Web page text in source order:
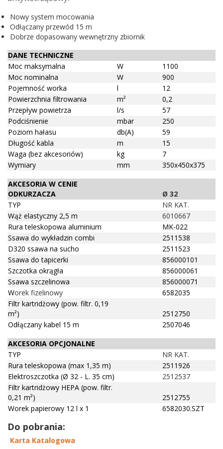
Nowy system mocowania
Odłączany przewód 15 m
Dobrze dopasowany wewnętrzny zbiornik
DANE TECHNICZNE
Moc maksymalna
W
1100
Moc nominalna
W
900
Pojemność worka
l
12
Powierzchnia filtrowania
m²
0,2
Przepływ powietrza
l/s
57
Podciśnienie
mbar
250
Poziom hałasu
db(A)
59
Długość kabla
m
15
Waga (bez akcesoriów)
kg
7
Wymiary
mm
350x450x375
AKCESORIA W CENIE
ODKURZACZA
Ø 32
TYP
NR KAT.
Wąż elastyczny 2,5 m
6010667
Rura teleskopowa aluminium
MK-022
Ssawa do wykładzin combi
2511538
D320 ssawa na sucho
2511523
Ssawa do tapicerki
856000101
Szczotka okrągła
856000061
Ssawa szczelinowa
856000071
Worek fizelinowy
6582035
Filtr kartridżowy (pow. filtr. 0,19
m²)
2512750
Odłączany kabel 15 m
2507046
AKCESORIA OPCJONALNE
TYP
NR KAT.
Rura teleskopowa (max 1,35 m)
2511926
Elektroszczotka (Ø 32 - L. 35 cm)
2512537
Filtr kartridżowy HEPA (pow. filtr.
0,21 m²)
2512755
Worek papierowy 12 l x 1
6582030.SZT
Do pobrania:
Karta Katalogowa